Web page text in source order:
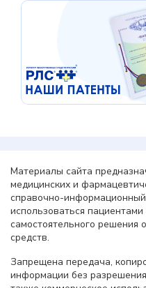
Материалы сайта
медицинских и
справочно-
использоваться пациентами
самостоятельного решения
средств.
Запрещена передача,
информации без